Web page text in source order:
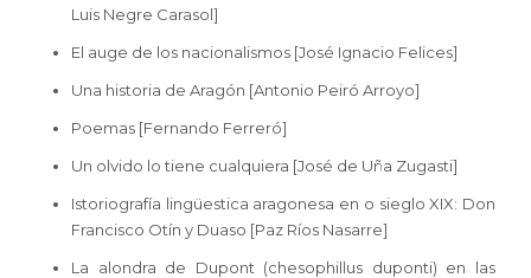
Luis Negre Carasol]
El auge de los nacionalismos [José Ignacio Felices]
Una historia de Aragón [Antonio Peiró Arroyo]
Poemas [Fernando Ferreró]
Un olvido lo tiene cualquiera [José de Uña Zugasti]
Istoriografía lingüestica aragonesa en o sieglo XIX: Don
Francisco Otín y Duaso [Paz Ríos Nasarre]
La alondra de Dupont (chesophillus duponti) en las